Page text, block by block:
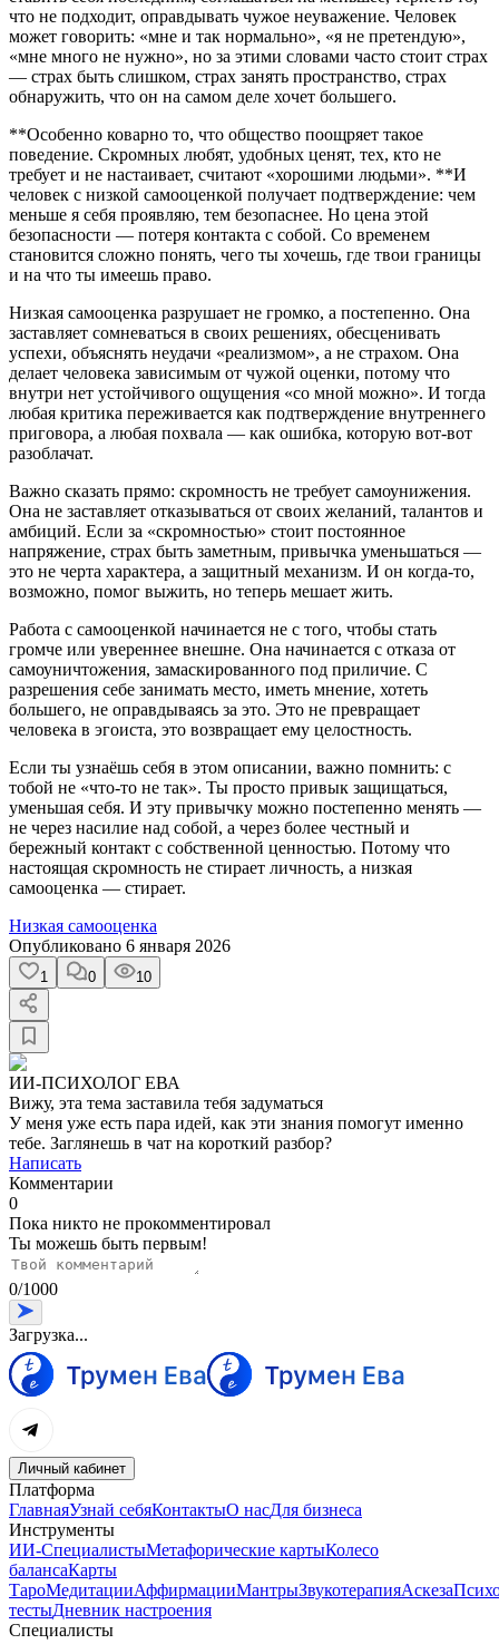
что не подходит, оправдывать чужое неуважение. Человек
может говорить: «мне и так нормально», «я не претендую»,
«мне много не нужно», но за этими словами часто стоит страх
— страх быть слишком, страх занять пространство, страх
обнаружить, что он на самом деле хочет большего.
**Особенно коварно то, что общество поощряет такое
поведение. Скромных любят, удобных ценят, тех, кто не
требует и не настаивает, считают «хорошими людьми». **И
человек с низкой самооценкой получает подтверждение: чем
меньше я себя проявляю, тем безопаснее. Но цена этой
безопасности — потеря контакта с собой. Со временем
становится сложно понять, чего ты хочешь, где твои границы
и на что ты имеешь право.
Низкая самооценка разрушает не громко, а постепенно. Она
заставляет сомневаться в своих решениях, обесценивать
успехи, объяснять неудачи «реализмом», а не страхом. Она
делает человека зависимым от чужой оценки, потому что
внутри нет устойчивого ощущения «со мной можно». И тогда
любая критика переживается как подтверждение внутреннего
приговора, а любая похвала — как ошибка, которую вот-вот
разоблачат.
Важно сказать прямо: скромность не требует самоунижения.
Она не заставляет отказываться от своих желаний, талантов и
амбиций. Если за «скромностью» стоит постоянное
напряжение, страх быть заметным, привычка уменьшаться —
это не черта характера, а защитный механизм. И он когда-то,
возможно, помог выжить, но теперь мешает жить.
Работа с самооценкой начинается не с того, чтобы стать
громче или увереннее внешне. Она начинается с отказа от
самоуничтожения, замаскированного под приличие. С
разрешения себе занимать место, иметь мнение, хотеть
большего, не оправдываясь за это. Это не превращает
человека в эгоиста, это возвращает ему целостность.
Если ты узнаёшь себя в этом описании, важно помнить: с
тобой не «что-то не так». Ты просто привык защищаться,
уменьшая себя. И эту привычку можно постепенно менять —
не через насилие над собой, а через более честный и
бережный контакт с собственной ценностью. Потому что
настоящая скромность не стирает личность, а низкая
самооценка — стирает.
Низкая самооценка
Опубликовано 6 января 2026
1 0 10
ИИ-ПСИХОЛОГ ЕВА
Вижу, эта тема заставила тебя задуматься
У меня уже есть пара идей, как эти знания помогут именно
тебе. Заглянешь в чат на короткий разбор?
Написать
Комментарии
0
Пока никто не прокомментировал
Ты можешь быть первым!
0/1000
Загрузка...
Личный кабинет
Платформа
ГлавнаяУзнай себяКонтактыО насДля бизнеса
Инструменты
ИИ-СпециалистыМетафорические картыКолесо
балансаКарты
ТароМедитацииАффирмацииМантрыЗвукотерапияАскеза
тестыДневник настроения
Специалисты